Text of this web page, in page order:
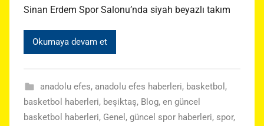
Sinan Erdem Spor Salonu’nda siyah beyazlı takım
Okumaya devam et
anadolu efes, anadolu efes haberleri, basketbol ,
basketbol haberleri, beşiktaş, Blog, en güncel
basketbol haberleri, Genel , güncel spor haberleri, spor,